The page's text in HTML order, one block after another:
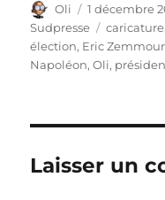
Auteur
Oli
Publié
le
1 décembre
Sudpresse
Étiquettes
caricature
élection, Eric Zemmour
Napoléon,Oli,
Laisser un